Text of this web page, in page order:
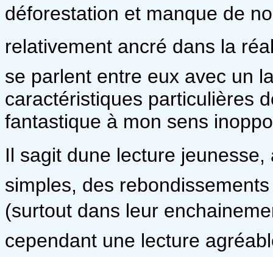
déforestation et manque de
relativement ancré dans la
se parlent entre eux avec un
caractéristiques particulières
fantastique à mon sens
Il sagit dune lecture
simples, des
(surtout dans leur
cependant une lecture